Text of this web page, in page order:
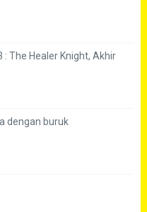
The Healer Knight, Akhir
dengan buruk